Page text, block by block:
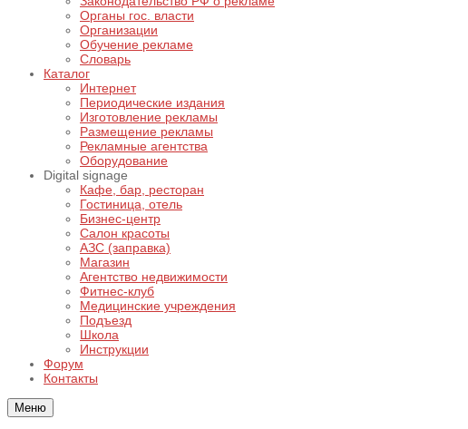
Органы гос. власти
Организации
Обучение рекламе
Словарь
Каталог
Интернет
Периодические издания
Изготовление рекламы
Размещение рекламы
Рекламные агентства
Оборудование
Digital signage
Кафе, бар, ресторан
Гостиница, отель
Бизнес-центр
Салон красоты
АЗС (заправка)
Магазин
Агентство недвижимости
Фитнес-клуб
Медицинские учреждения
Подъезд
Школа
Инструкции
Форум
Контакты
Меню